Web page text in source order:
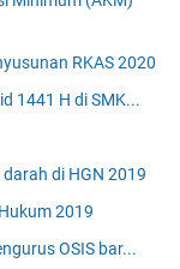
RKAS 2020
1441 H di SMK...
di HGN 2019
2019
OSIS bar...